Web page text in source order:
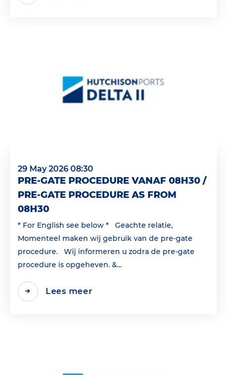
29 May 2026 08:30
PRE-GATE PROCEDURE VANAF 08H30 /
PRE-GATE PROCEDURE AS FROM
08H30
* For English see below * Geachte relatie,
Momenteel maken wij gebruik van de pre-gate
procedure. Wij informeren u zodra de pre-gate
procedure is opgeheven. &...
Lees meer